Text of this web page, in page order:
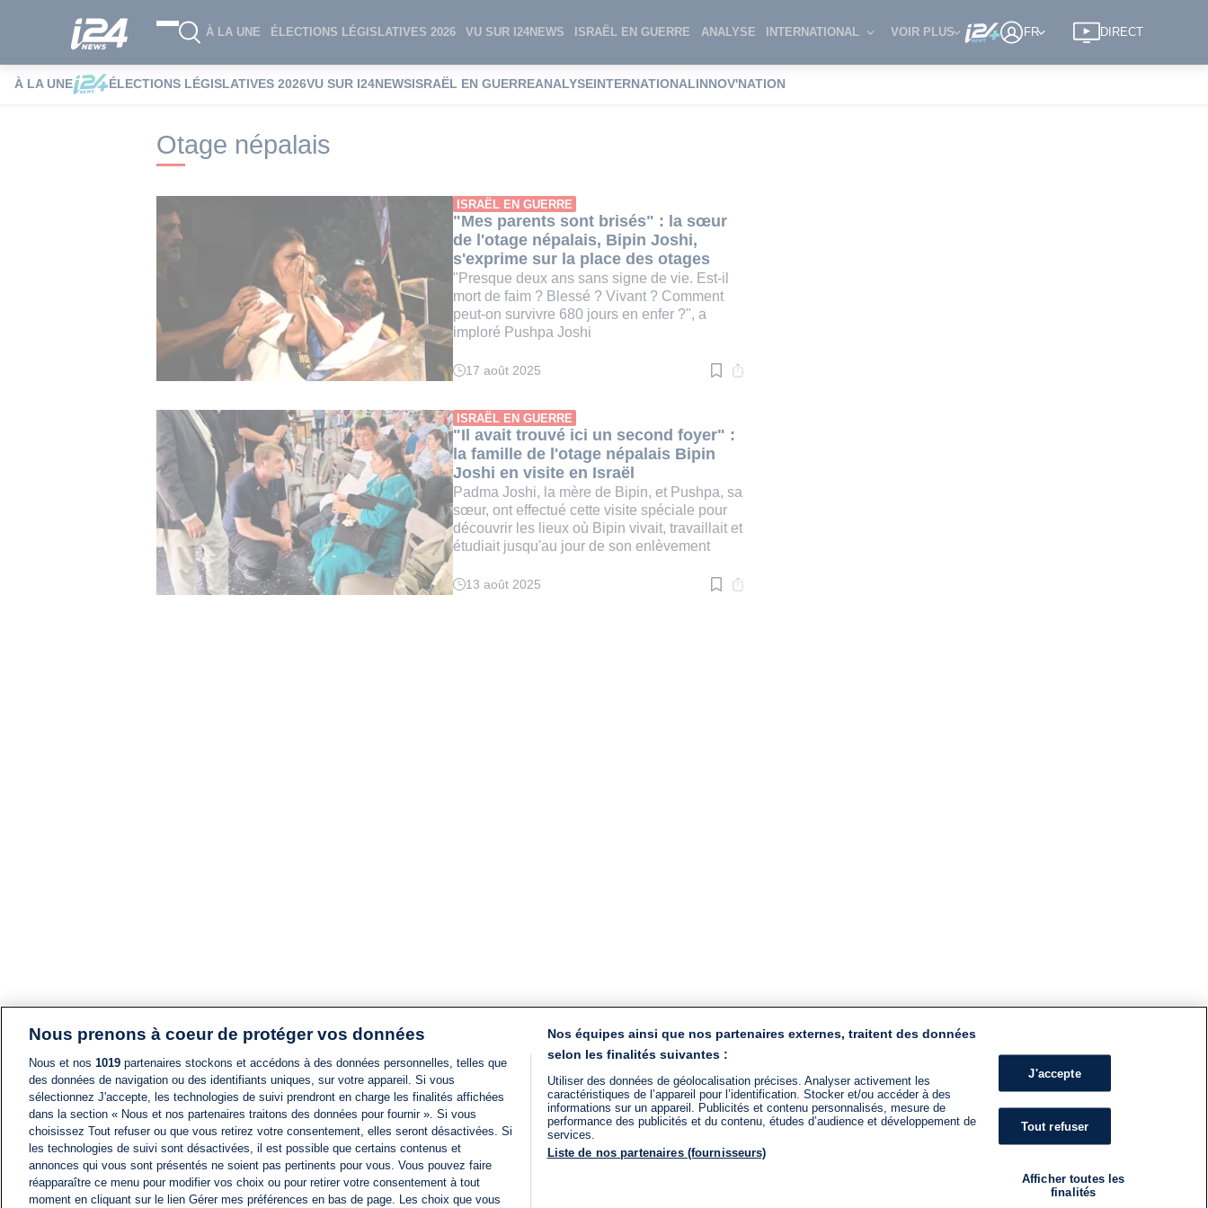
À LA UNE ÉLECTIONS LÉGISLATIVES 2026 VU SUR I24NEWS ISRAËL EN GUERRE ANALYSE INTERNATIONAL VOIR PLUS FR DIRECT
À LA UNE ÉLECTIONS LÉGISLATIVES 2026VU SUR I24NEWSISRAËL EN GUERREANALYSEINTERNATIONALINNOV'NATION
i24NEWS i24NEWS Tags index Otage népalais
Otage népalais
ISRAËL EN GUERRE
"Mes parents sont brisés" : la sœur
de l'otage népalais, Bipin Joshi,
s'exprime sur la place des otages
"Presque deux ans sans signe de vie. Est-il
mort de faim ? Blessé ? Vivant ? Comment
peut-on survivre 680 jours en enfer ?", a
imploré Pushpa Joshi
Temps
:
2
min.
17 août 2025
ISRAËL EN GUERRE
"Il avait trouvé ici un second foyer" :
la famille de l'otage népalais Bipin
Joshi en visite en Israël
Padma Joshi, la mère de Bipin, et Pushpa, sa
sœur, ont effectué cette visite spéciale pour
découvrir les lieux où Bipin vivait, travaillait et
étudiait jusqu'au jour de son enlèvement
Temps
13 août 2025
Nous prenons à coeur de protéger vos données
Nous et nos 1019 partenaires stockons et accédons à des données personnelles, telles que
des données de navigation ou des identifiants uniques, sur votre appareil. Si vous
sélectionnez J'accepte, les technologies de suivi prendront en charge les finalités affichées
dans la section « Nous et nos partenaires traitons des données pour fournir ». Si vous
choisissez Tout refuser ou que vous retirez votre consentement, elles seront désactivées. Si
les technologies de suivi sont désactivées, il est possible que certains contenus et
annonces qui vous sont présentés ne soient pas pertinents pour vous. Vous pouvez faire
réapparaître ce menu pour modifier vos choix ou pour retirer votre consentement à tout
moment en cliquant sur le lien Gérer mes préférences en bas de page. Les choix que vous
Nos équipes ainsi que nos partenaires externes, traitent des données
selon les finalités suivantes :
Utiliser des données de géolocalisation précises. Analyser activement les
caractéristiques de l’appareil pour l’identification. Stocker et/ou accéder à des
informations sur un appareil. Publicités et contenu personnalisés, mesure de
performance des publicités et du contenu, études d’audience et développement de
services.
Liste de nos partenaires (fournisseurs)
J'accepte
Tout refuser
Afficher toutes les
finalités